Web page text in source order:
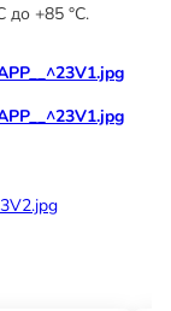
до +85 °C.